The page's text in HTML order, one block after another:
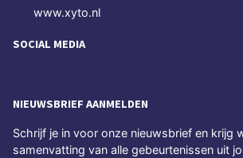
www.xyto.nl
SOCIAL MEDIA
NIEUWSBRIEF AANMELDEN
Schrijf je in voor onze nieuwsbrief en krijg
samenvatting van alle gebeurtenissen uit